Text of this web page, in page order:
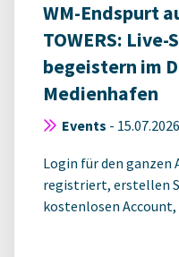
WM-Endspurt
TOWERS:
begeistern im
Medienhafen
Events - 15.07.2026
Login für den
registriert, erstellen
kostenlosen Account,